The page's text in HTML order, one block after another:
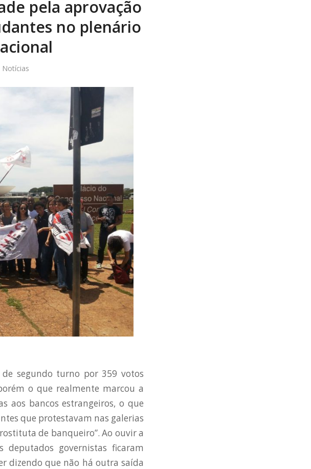
pela aprovação
no plenário
Notícias
segundo turno por 359 votos
o que realmente marcou a
aos bancos estrangeiros, o que
que protestavam nas galerias
de banqueiro”. Ao ouvir a
governistas ficaram
dizendo que não há outra saída